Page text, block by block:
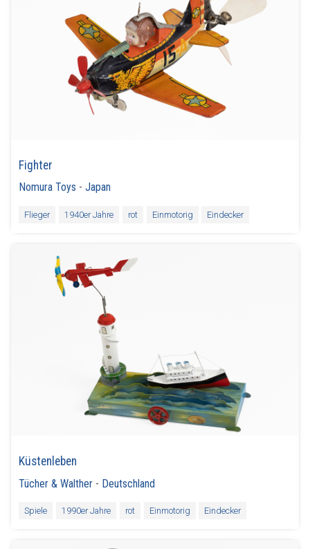
Fighter
Nomura Toys -Japan
Flieger 1940er Jahre rot Einmotorig Eindecker
Küstenleben
Tücher & Walther - Deutschland
Spiele 1990er Jahre rot Einmotorig Eindecker